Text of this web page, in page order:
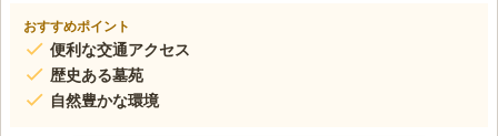
おすすめポイント
便利な交通アクセス
歴史ある墓苑
自然豊かな環境